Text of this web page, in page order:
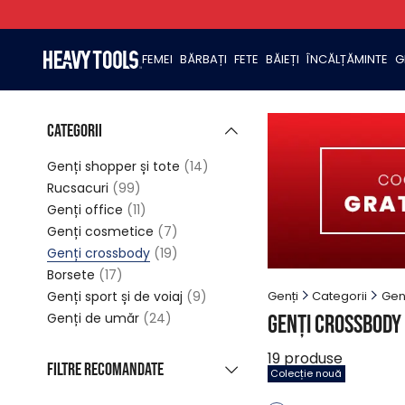
FEMEI BĂRBAȚI FETE BĂIEȚI ÎNCĂLȚĂMINTE
Genți Categorii
Genți crossbody
19 produse
Colecție nouă
Categorii
Genți shopper și tote (14)
Rucsacuri (99)
Genți office (11)
Genți cosmetice (7)
Genți crossbody (19)
Borsete (17)
Genți sport și de voiaj (9)
Genți de umăr (24)
Filtre recomandate